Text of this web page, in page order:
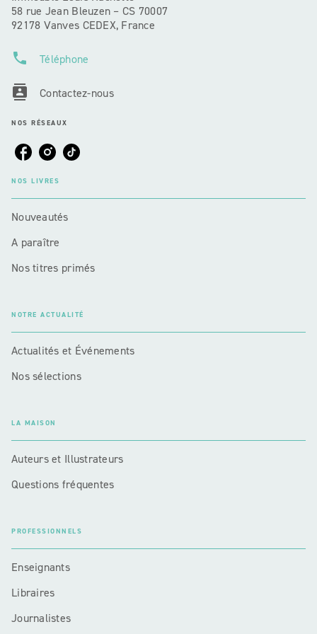
58 rue Jean Bleuzen – CS 70007
92178 Vanves CEDEX, France
phone Téléphone
contacts Contactez-nous
NOS RÉSEAUX
NOS LIVRES
Nouveautés
A paraître
Nos titres primés
NOTRE ACTUALITÉ
Actualités et Événements
Nos sélections
LA MAISON
Auteurs et Illustrateurs
Questions fréquentes
PROFESSIONNELS
Enseignants
Libraires
Journalistes